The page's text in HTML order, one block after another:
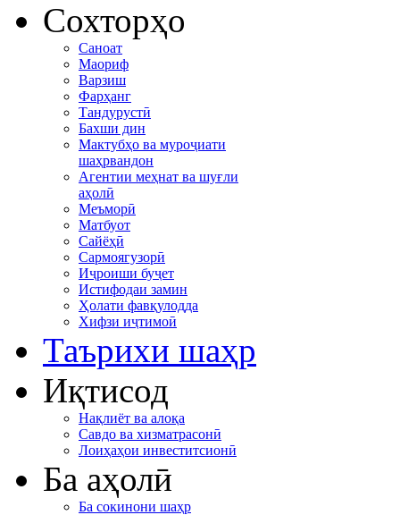
Сохторҳо
Саноат
Маориф
Варзиш
Фарҳанг
Тандурустӣ
Бахши дин
Мактубҳо ва муроҷиати
шаҳрвандон
Агентии меҳнат ва шуғли
аҳолӣ
Меъморӣ
Матбуот
Сайёҳӣ
Сармоягузорӣ
Иҷроиши буҷет
Истифодаи замин
Ҳолати фавқулодда
Хифзи иҷтимоӣ
Таърихи шаҳр
Иқтисод
Нақлиёт ва алоқа
Савдо ва хизматрасонӣ
Лоиҳаҳои инвеститсионӣ
Ба аҳолӣ
Ба сокинони шаҳр